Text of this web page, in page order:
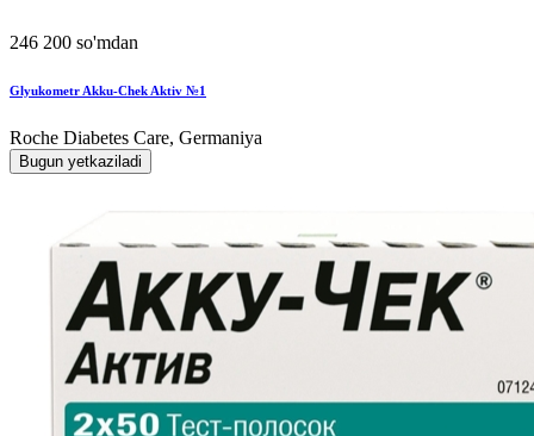
246 200 so'mdan
Glyukometr Akku-Chek Aktiv №1
Roche Diabetes Care, Germaniya
Bugun yetkaziladi